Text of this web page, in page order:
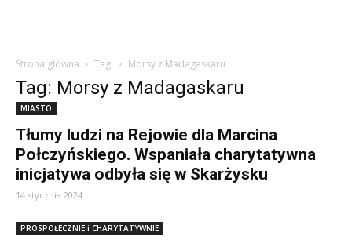
Strona główna Tagi Morsy z Madagaskaru
Tag: Morsy z Madagaskaru
MIASTO
Tłumy ludzi na Rejowie dla Marcina
Połczyńskiego. Wspaniała charytatywna
inicjatywa odbyła się w Skarżysku
14 stycznia 2024
PROSPOŁECZNIE i CHARYTATYWNIE